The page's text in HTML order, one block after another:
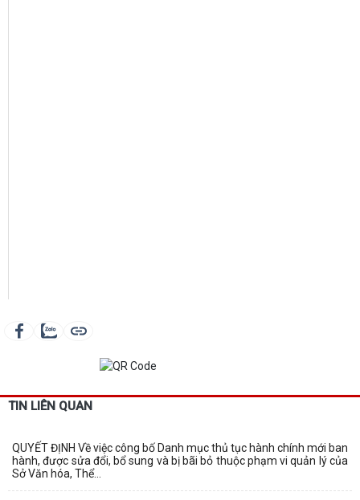
TIN LIÊN QUAN
QUYẾT ĐỊNH Về việc công bố Danh mục thủ tục hành chính mới ban
hành, được sửa đổi, bổ sung và bị bãi bỏ thuộc phạm vi quản lý của
Sở Văn hóa, Thể...